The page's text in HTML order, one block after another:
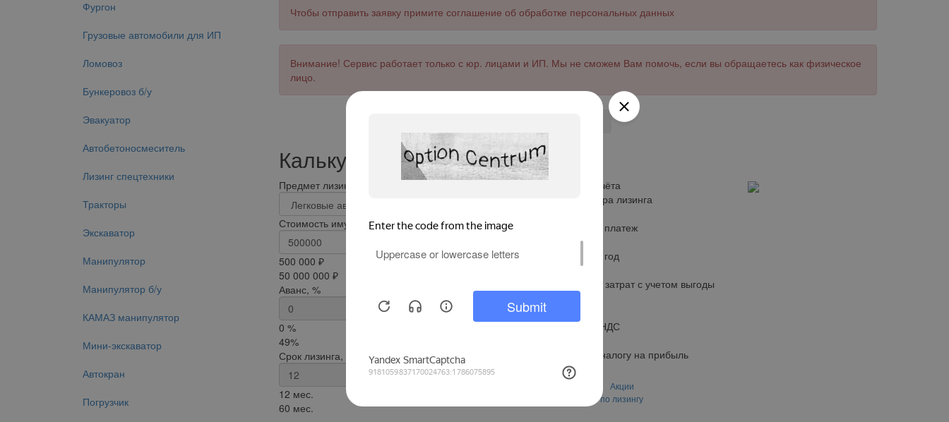
Фургон
Грузовые автомобили для ИП
Ломовоз
Бункеровоз б/у
Эвакуатор
Автобетоносмеситель
Лизинг спецтехники
Тракторы
Экскаватор
Манипулятор
Манипулятор б/у
КАМАЗ манипулятор
Мини-экскаватор
Автокран
Погрузчик
Чтобы отправить заявку примите соглашение об обработке персональных данных
Внимание! Сервис работает только с юр. лицами и ИП. Мы не сможем Вам помочь, если вы обращаетесь как физическое
лицо.
Калькулятор лизинга
Предмет лизинга
Стоимость имущества, рублей
500 000 ₽
50 000 000 ₽
Аванс, %
0 %
49%
Срок лизинга, месяцев
12 мес.
60 мес.
Результат расчёта
Сумма договора лизинга
Ежемесячный платеж
Удорожание в год
Общая сумма затрат с учетом выгоды
0
Возмещение НДС
Экономия по налогу на прибыль
Акции
по лизингу